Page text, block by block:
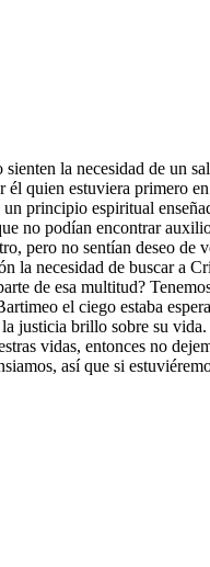
la necesidad de un
quien estuviera primero
principio espiritual
no podían encontrar
pero no sentían deseo
la necesidad de buscar a
de esa multitud?
el ciego estaba
justicia brillo sobre su
vidas, entonces no
así que si